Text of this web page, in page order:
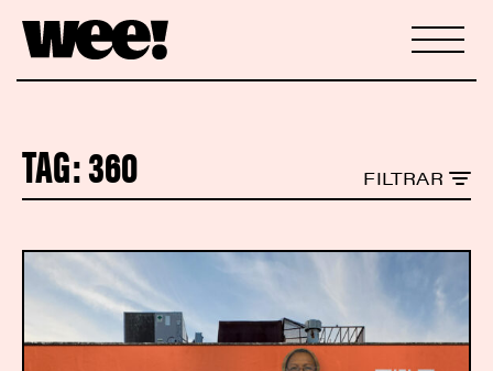
TAG:360 FILTRAR